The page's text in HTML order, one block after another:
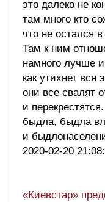
это далеко не
там много кто
что не остался
Там к ним
намного лучше
как утихнет вся
они все свалят
и
быдла, быдла
и
2020-02-20
«Киевстар»